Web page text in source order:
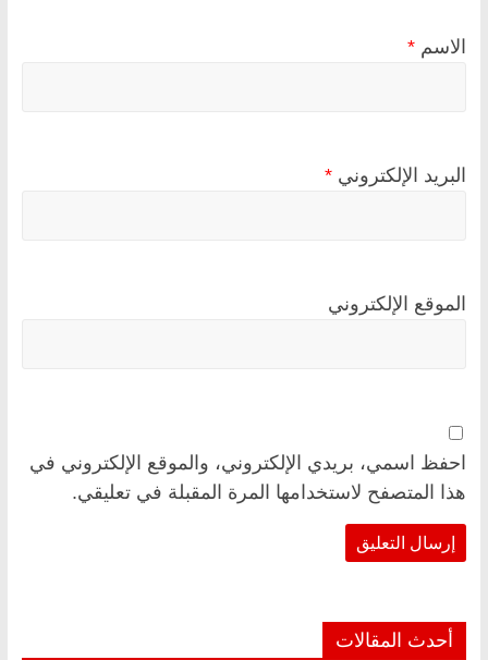
الاسم *
البريد الإلكتروني *
الموقع الإلكتروني
احفظ اسمي، بريدي الإلكتروني، والموقع الإلكتروني في
هذا المتصفح لاستخدامها المرة المقبلة في تعليقي.
أحدث المقالات